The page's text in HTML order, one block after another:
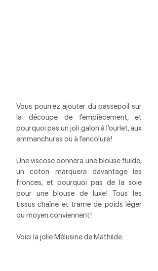
Vous pourrez ajouter du passepoil sur
la découpe de l’empiècement, et
pourquoi pas un joli galon à l’ourlet, aux
emmanchures ou à l’encolure!
Une viscose donnera une blouse fluide,
un coton marquera davantage les
fronces, et pourquoi pas de la soie
pour une blouse de luxe! Tous les
tissus chaîne et trame de poids léger
ou moyen conviennent!
Voici la jolie Mélusine de Mathilde: